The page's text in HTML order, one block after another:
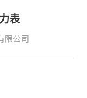
表
限公司